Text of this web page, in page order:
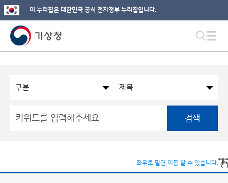
이 누리집은 대한민국 공식 전자정부 누리집입니다.
검색
좌우로 밀면 이동 할 수 있습니다.